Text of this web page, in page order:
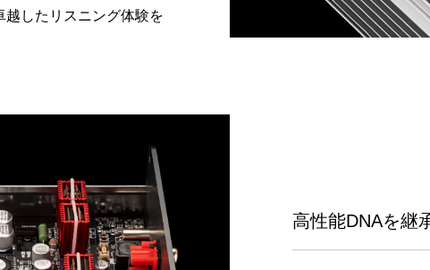
したリスニング体験を
高性能DNAを継